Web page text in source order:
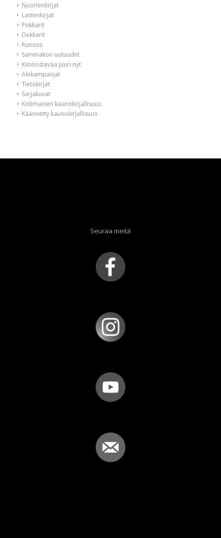
Nuortenkirjat
Lastenkirjat
Pokkarit
Dekkarit
Runous
Sammakon uutuudet
Kiinnostavaa juuri nyt
Alekampanjat
Tietokirjat
Sarjakuvat
Kotimainen kaunokirjallisuus
Käännetty kaunokirjallisuus
Seuraa meitä